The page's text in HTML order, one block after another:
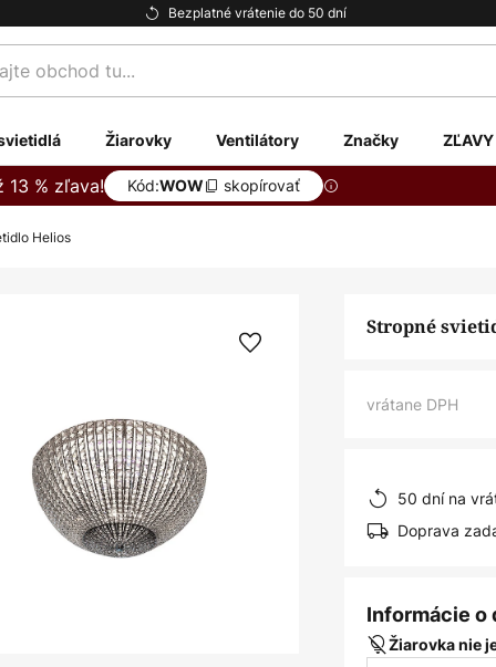
Bezplatné vrátenie do 50 dní
Žiarovky Ventilátory Značky ZĽAVY
13 % zľava! Kód:WOW skopírovať
Helios
Stropné
vrátane DPH
50 dní na
Doprava
Informácie o
Žiarovka nie